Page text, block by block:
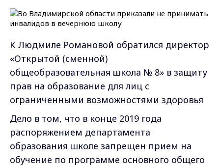
К Людмиле Романовой обратился директор
«Открытой (сменной)
общеобразовательная школа № 8» в защиту
прав на образование для лиц с
ограниченными возможностями здоровья
Дело в том, что в конце 2019 года
распоряжением департамента
образования школе запрещен прием на
обучение по программе основного общего